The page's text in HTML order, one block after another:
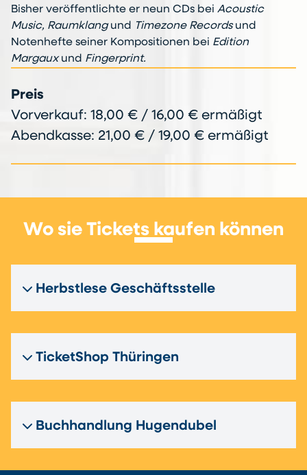
Bisher veröffentlichte er neun CDs bei Acoustic
Music, Raumklangund Timezone Recordsund
Notenhefte seiner Kompositionen bei Edition
Margauxund Fingerprint.
Preis
Vorverkauf: 18,00 € / 16,00 € ermäßigt
Abendkasse: 21,00 € / 19,00 € ermäßigt
Wo sie Tickets kaufen können
Herbstlese Geschäftsstelle
TicketShop Thüringen
Buchhandlung Hugendubel